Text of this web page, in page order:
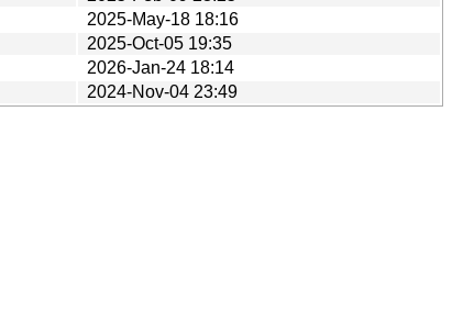
2025-May-18 18:16
2025-Oct-05 19:35
2026-Jan-24 18:14
2024-Nov-04 23:49